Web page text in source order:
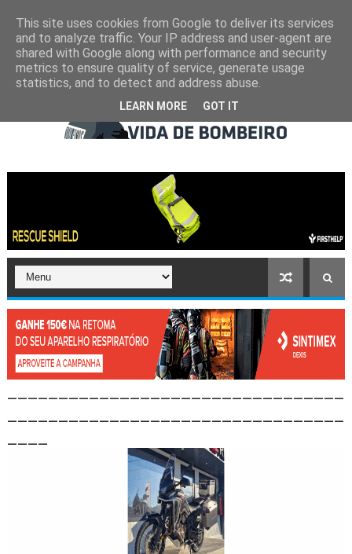
This site uses cookies from Google to deliver its services
and to analyze traffic. Your IP address and user-agent are
shared with Google along with performance and security
metrics to ensure quality of service, generate usage
statistics, and to detect and address abuse.
LEARN MORE GOT IT